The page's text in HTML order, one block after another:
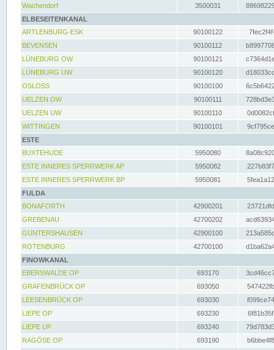
Wachendorf
3500031
ELBESEITENKANAL
ARTLENBURG-ESK
90100122
BEVENSEN
90100112
LÜNEBURG OW
90100121
LÜNEBURG UW
90100120
OSLOSS
90100100
UELZEN OW
90100111
UELZEN UW
90100110
WITTINGEN
90100101
ESTE
BUXTEHUDE
5950080
ESTE INNERES SPERRWERK AP
5950082
ESTE INNERES SPERRWERK BP
5950081
FULDA
BONAFORTH
42900201
GREBENAU
42700202
GUNTERSHAUSEN
42900100
ROTENBURG
42700100
FINOWKANAL
EBERSWALDE OP
693170
GRAFENBRÜCK OP
693050
LEESENBRÜCK OP
693030
LIEPE OP
693230
LIEPE UP
693240
RAGÖSE OP
693190